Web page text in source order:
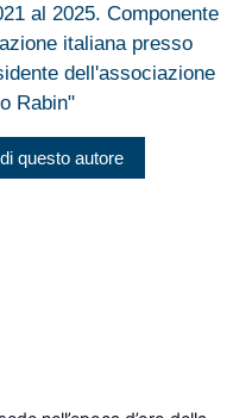
al 2025. Componente
italiana presso
dell'associazione
Rabin"
questo autore